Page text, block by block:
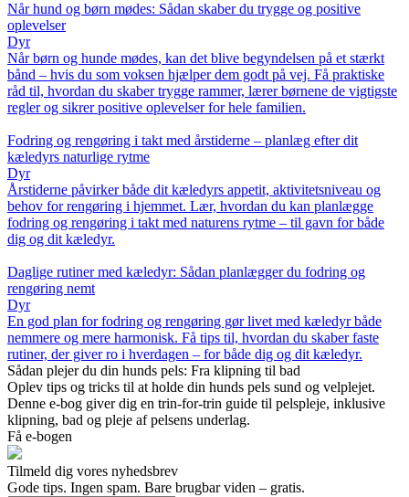
Når hund og børn mødes: Sådan skaber du trygge og positive
oplevelser
Dyr
Når børn og hunde mødes, kan det blive begyndelsen på et stærkt
bånd – hvis du som voksen hjælper dem godt på vej. Få praktiske
råd til, hvordan du skaber trygge rammer, lærer børnene de vigtigste
regler og sikrer positive oplevelser for hele familien.
Fodring og rengøring i takt med årstiderne – planlæg efter dit
kæledyrs naturlige rytme
Dyr
Årstiderne påvirker både dit kæledyrs appetit, aktivitetsniveau og
behov for rengøring i hjemmet. Lær, hvordan du kan planlægge
fodring og rengøring i takt med naturens rytme – til gavn for både
dig og dit kæledyr.
Daglige rutiner med kæledyr: Sådan planlægger du fodring og
rengøring nemt
Dyr
En god plan for fodring og rengøring gør livet med kæledyr både
nemmere og mere harmonisk. Få tips til, hvordan du skaber faste
rutiner, der giver ro i hverdagen – for både dig og dit kæledyr.
Sådan plejer du din hunds pels: Fra klipning til bad
Oplev tips og tricks til at holde din hunds pels sund og velplejet.
Denne e-bog giver dig en trin-for-trin guide til pelspleje, inklusive
klipning, bad og pleje af pelsens underlag.
Få e-bogen
Tilmeld dig vores nyhedsbrev
Gode tips. Ingen spam. Bare brugbar viden – gratis.